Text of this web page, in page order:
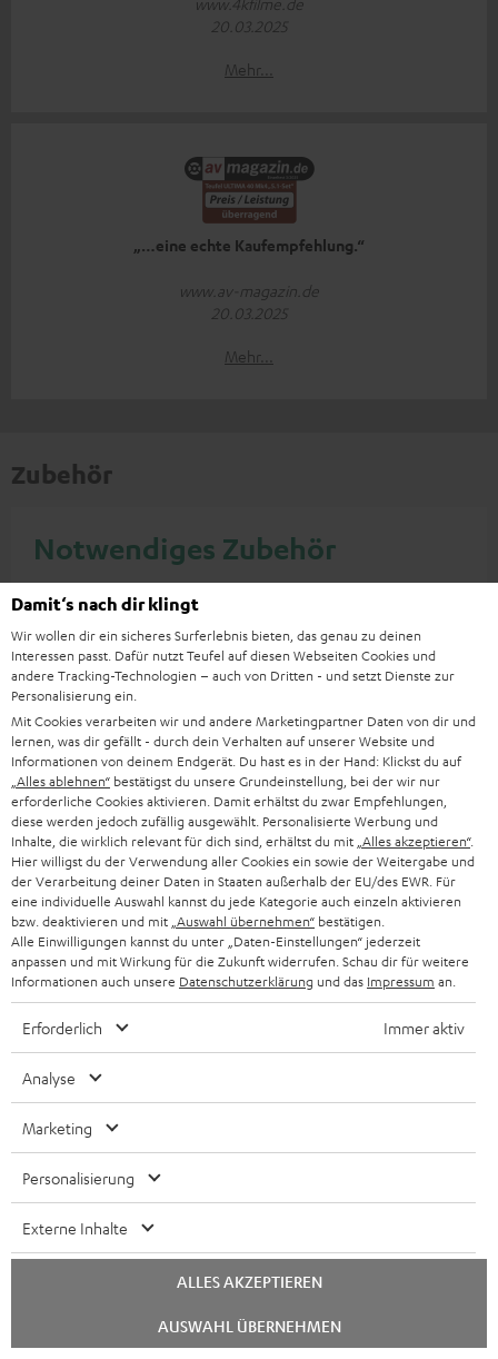
20.03.2025
Mehr...
„…eine echte Kaufempfehlung.“
www.av-magazin.de
20.03.2025
Mehr...
Zubehör
Notwendiges Zubehör
Bitte prüfe, ob benötigte Verbindungskabel im
Lieferumfang enthalten sind.
DENON AVR-X2800H DAB
5.2.2- oder 7.2-AV-Receiver
der Spitzenklasse mit 150 Watt
Ausgangsleistung pro Kanal
Deal
€ 834,99
€ 999,00Letzter niedrigster
Preis
€ 999, 00 UVP
5.1 Heimkino Kabel-Set
30m² "Advantage" C3535S
5.1-Heimkino-Kabel-Set für
Räume bis 30 m²
€ 79,99
Weiteres Zubehör
Damit‘s nach dir klingt
Wir wollen dir ein sicheres Surferlebnis bieten, das genau zu deinen
Interessen passt. Dafür nutzt Teufel auf diesen Webseiten Cookies und
andere Tracking-Technologien – auch von Dritten - und setzt Dienste zur
Personalisierung ein.
Mit Cookies verarbeiten wir und andere Marketingpartner Daten von dir und
lernen, was dir gefällt - durch dein Verhalten auf unserer Website und
Informationen von deinem Endgerät. Du hast es in der Hand: Klickst du auf
„Alles ablehnen“ bestätigst du unsere Grundeinstellung, bei der wir nur
erforderliche Cookies aktivieren. Damit erhältst du zwar Empfehlungen,
diese werden jedoch zufällig ausgewählt. Personalisierte Werbung und
Inhalte, die wirklich relevant für dich sind, erhältst du mit „Alles akzeptieren“.
Hier willigst du der Verwendung aller Cookies ein sowie der Weitergabe und
der Verarbeitung deiner Daten in Staaten außerhalb der EU/des EWR. Für
eine individuelle Auswahl kannst du jede Kategorie auch einzeln aktivieren
bzw. deaktivieren und mit „Auswahl übernehmen“ bestätigen.
Alle Einwilligungen kannst du unter „Daten-Einstellungen“ jederzeit
anpassen und mit Wirkung für die Zukunft widerrufen. Schau dir für weitere
Informationen auch unsere Datenschutzerklärung und das Impressum an.
Erforderlich Immer aktiv
Analyse
Marketing
Personalisierung
Externe Inhalte
ALLES AKZEPTIEREN
AUSWAHL ÜBERNEHMEN